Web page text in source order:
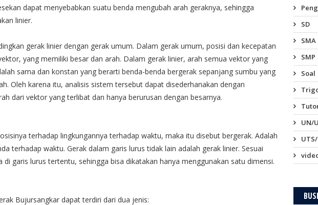
dapat menyebabkan suatu benda mengubah arah geraknya, sehingga
linier.
gerak linier dengan gerak umum. Dalam gerak umum, posisi dan kecepatan
yang memiliki besar dan arah. Dalam gerak linier, arah semua vektor yang
sama dan konstan yang berarti benda-benda bergerak sepanjang sumbu yang
Oleh karena itu, analisis sistem tersebut dapat disederhanakan dengan
dari vektor yang terlibat dan hanya berurusan dengan besarnya.
terhadap lingkungannya terhadap waktu, maka itu disebut bergerak. Adalah
terhadap waktu. Gerak dalam garis lurus tidak lain adalah gerak linier. Sesuai
di garis lurus tertentu, sehingga bisa dikatakan hanya menggunakan satu dimensi.
Bujursangkar dapat terdiri dari dua jenis:
SD
SMA
SMP
Soal
UN/